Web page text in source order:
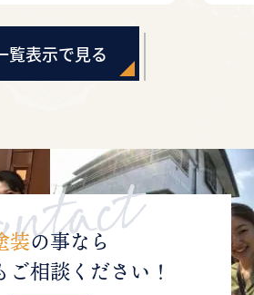
覧表示で見る
装の事なら
ご相談ください！